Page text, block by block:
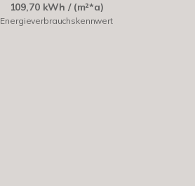
109,70 kWh / (m²*a)
Energieverbrauchskennwert